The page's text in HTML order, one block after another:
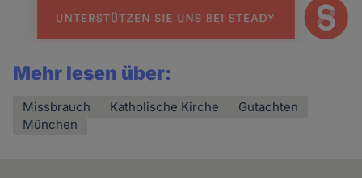
Mehr lesen über:
Missbrauch Katholische Kirche
Gutachten
München